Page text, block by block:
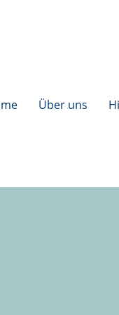
Über uns